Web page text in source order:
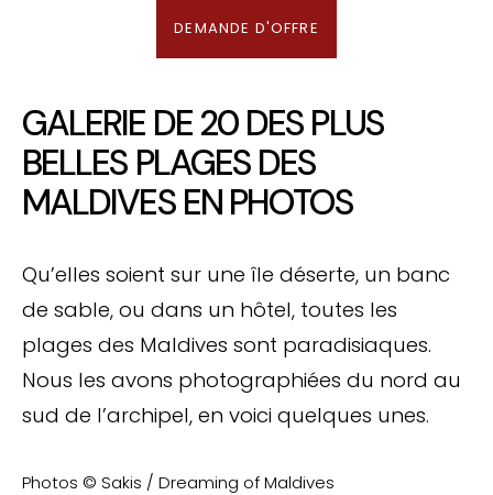
DEMANDE D'OFFRE
GALERIE DE 20 DES PLUS
BELLES PLAGES DES
MALDIVES EN PHOTOS
Qu’elles soient sur une île déserte, un banc
de sable, ou dans un hôtel, toutes les
plages des Maldives sont paradisiaques.
Nous les avons photographiées du nord au
sud de l’archipel, en voici quelques unes.
Photos © Sakis / Dreaming of Maldives